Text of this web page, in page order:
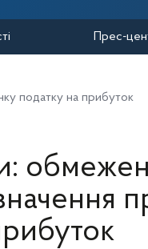
Прес-
податку на прибуток